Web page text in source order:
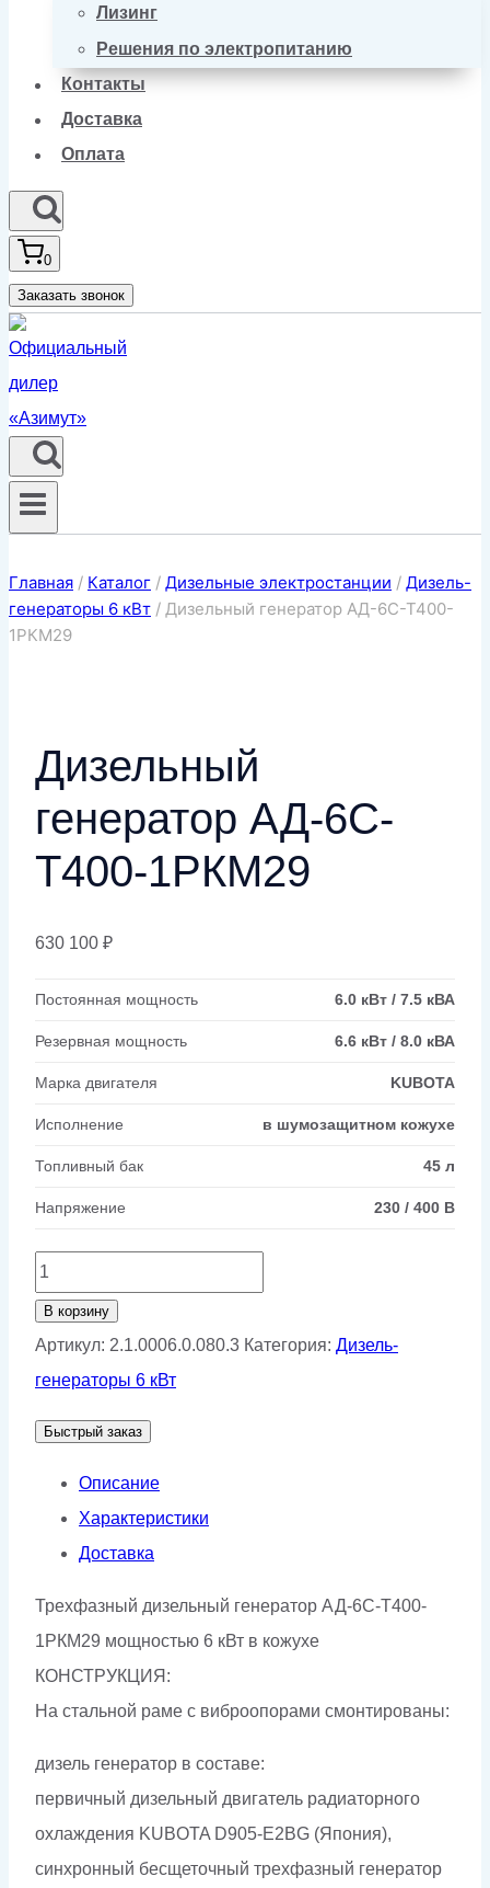
Лизинг
Решения по электропитанию
Контакты
Доставка
Оплата
0
Заказать звонок
Главная / Каталог / Дизельные электростанции / Дизель-
генераторы 6 кВт / Дизельный генератор АД-6С-Т400-
1РКМ29
Дизельный
генератор АД-6С-
Т400-1РКМ29
630 100 ₽
Постоянная мощность 6.0 кВт / 7.5 кВА
Резервная мощность 6.6 кВт / 8.0 кВА
Марка двигателя KUBOTA
Исполнение в шумозащитном кожухе
Топливный бак 45 л
Напряжение 230 / 400 В
Количество
товара
Дизельный
генератор
Т400-
1РКМ29
В корзину
Артикул: 2.1.0006.0.080.3 Категория: Дизель-
генераторы 6 кВт
Быстрый заказ
Описание
Характеристики
Доставка
Трехфазный дизельный генератор АД-6С-Т400-
1РКМ29 мощностью 6 кВт в кожухе
КОНСТРУКЦИЯ:
На стальной раме с виброопорами смонтированы:
дизель генератор в составе:
первичный дизельный двигатель радиаторного
охлаждения KUBOTA D905-E2BG (Япония),
синхронный бесщеточный трехфазный генератор